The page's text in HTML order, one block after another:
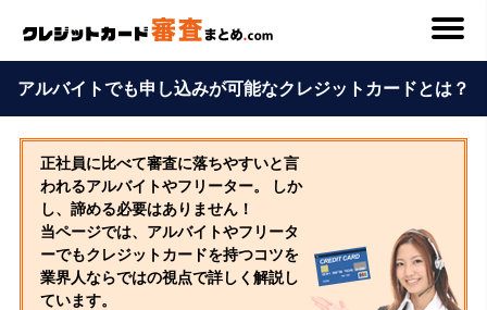
アルバイトでも申し込みが可能なクレジットカードとは？
正社員に比べて審査に落ちやすいと言
われるアルバイトやフリーター。 しか
し、諦める必要はありません！
当ページでは、アルバイトやフリータ
ーでもクレジットカードを持つコツを
業界人ならではの視点で詳しく解説し
ています。